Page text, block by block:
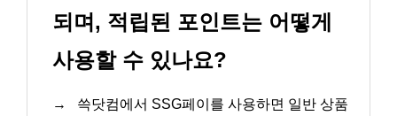
되며, 적립된 포인트는 어떻게
사용할 수 있나요?
→
쓱닷컴에서 SSG페이를 사용하면 일반 상품